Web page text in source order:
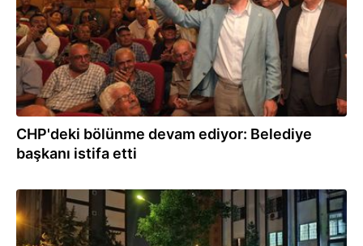
CHP'deki bölünme devam ediyor: Belediye
başkanı istifa etti
26.07.2026